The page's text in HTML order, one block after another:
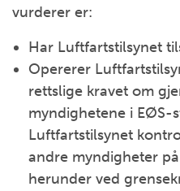
vurderer er:
Har Luftfartstilsynet
Opererer
rettslige kravet om
myndighetene i EØS-
Luftfartstilsynet
andre myndigheter
herunder ved